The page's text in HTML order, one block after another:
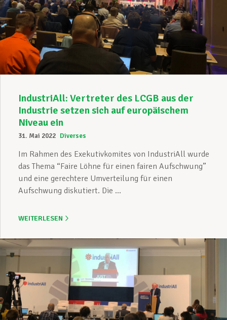
IndustriAll: Vertreter des LCGB aus der
Industrie setzen sich auf europäischem
Niveau ein
31. Mai 2022 Diverses
Im Rahmen des Exekutivkomites von IndustriAll wurde
das Thema “Faire Löhne für einen fairen Aufschwung”
und eine gerechtere Umverteilung für einen
Aufschwung diskutiert. Die ...
WEITERLESEN